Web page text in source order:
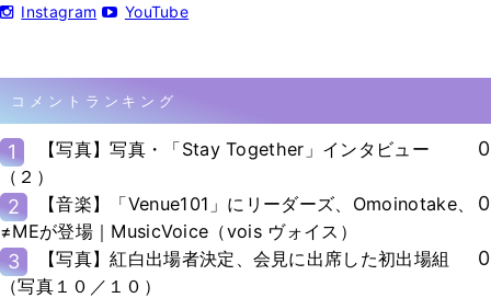
Instagram YouTube
コメントランキング
1
【写真】写真・「Stay Together」インタビュー
（２）
0
2
【音楽】「Venue101」にリーダーズ、Omoinotake、
≠MEが登場｜MusicVoice（vois ヴォイス）
0
3
【写真】紅白出場者決定、会見に出席した初出場組
（写真１０／１０）
0